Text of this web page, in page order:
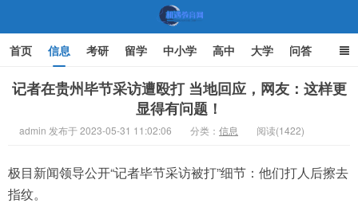
机遇教育网
首页 信息 考研 留学 中小学 高中 大学 问答
文化 家庭教育
记者在贵州毕节采访遭殴打 当地回应，网友：这样更
显得有问题！
admin 发布于 2023-05-31 11:02:06 分类： 信息 阅读(1422)
极目新闻领导公开“记者毕节采访被打”细节：他们打人后擦去
指纹。